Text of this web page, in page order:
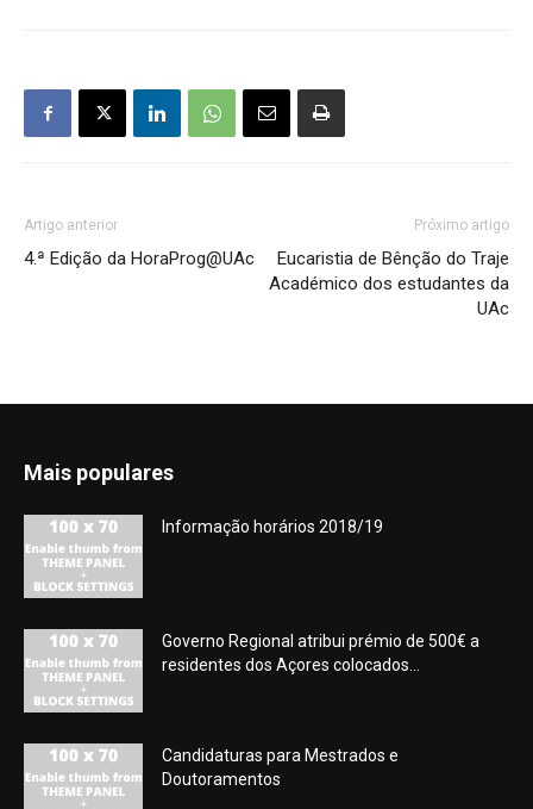
Artigo anterior
4.ª Edição da HoraProg@UAc
Próximo artigo
Eucaristia de Bênção do Traje
Académico dos estudantes da
UAc
Mais populares
Informação horários 2018/19
Governo Regional atribui prémio de 500€ a
residentes dos Açores colocados...
Candidaturas para Mestrados e
Doutoramentos